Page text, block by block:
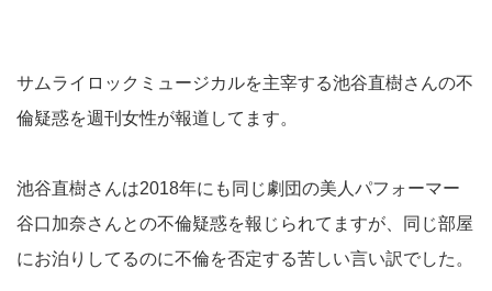
サムライロックミュージカルを主宰する池谷直樹さんの不
倫疑惑を週刊女性が報道してます。
池谷直樹さんは2018年にも同じ劇団の美人パフォーマー
谷口加奈さんとの不倫疑惑を報じられてますが、同じ部屋
にお泊りしてるのに不倫を否定する苦しい言い訳でした。